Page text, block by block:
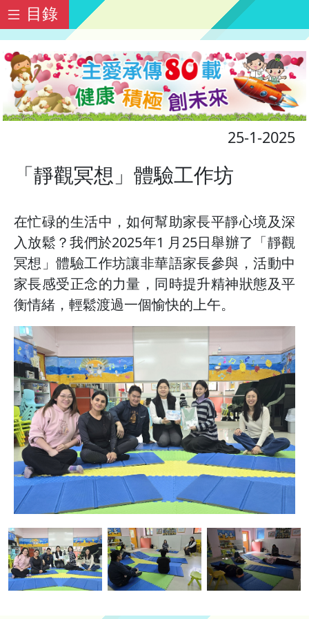
目錄
25-1-2025
「靜觀冥想」體驗工作坊
在忙碌的生活中，如何幫助家長平靜心境及深
入放鬆？我們於2025年1 月25日舉辦了「靜觀
冥想」體驗工作坊讓非華語家長參與，活動中
家長感受正念的力量，同時提升精神狀態及平
衡情緒，輕鬆渡過一個愉快的上午。